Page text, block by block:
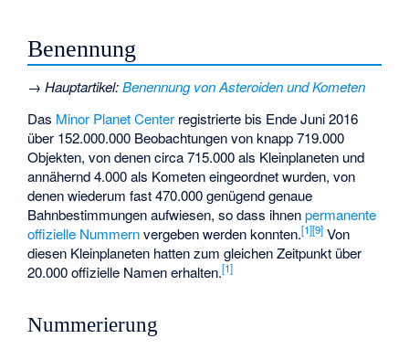
Benennung
→Hauptartikel:Benennung von Asteroiden und Kometen
Das Minor Planet Center registrierte bis Ende Juni 2016
über 152.000.000 Beobachtungen von knapp 719.000
Objekten, von denen circa 715.000 als Kleinplaneten und
annähernd 4.000 als Kometen eingeordnet wurden, von
denen wiederum fast 470.000 genügend genaue
Bahnbestimmungen aufwiesen, so dass ihnenpermanente
offizielle Nummernvergeben werden konnten.[1][9] Von
diesen Kleinplaneten hatten zum gleichen Zeitpunkt über
20.000 offizielle Namen erhalten.[1]
Nummerierung